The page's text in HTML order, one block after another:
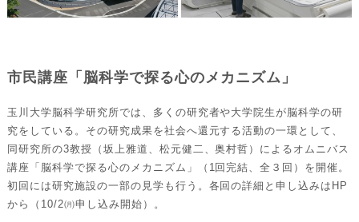
市民講座「脳科学で探る心のメカニズム」
玉川大学脳科学研究所では、多くの研究者や大学院生が脳科学の研
究をしている。その研究成果を社会へ還元する活動の一環として、
同研究所の3教授（坂上雅道、松元健二、奥村哲）によるオムニバス
講座「脳科学で探る心のメカニズム」（1回完結、全３回）を開催。
初回には研究施設の一部の見学も行う。各回の詳細と申し込みはHP
から（10/2㈪申し込み開始）。